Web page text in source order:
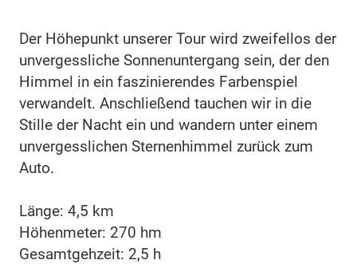
Der Höhepunkt unserer Tour wird zweifellos der
unvergessliche Sonnenuntergang sein, der den
Himmel in ein faszinierendes Farbenspiel
verwandelt. Anschließend tauchen wir in die
Stille der Nacht ein und wandern unter einem
unvergesslichen Sternenhimmel zurück zum
Auto.
Länge: 4,5 km
Höhenmeter: 270 hm
Gesamtgehzeit: 2,5 h